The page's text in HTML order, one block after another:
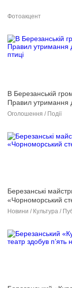
Фотоакцент
В Березанській
Правил утримання
птиці
Оголошення / Події
Березанські
«Чорноморський
Новини / Культура /